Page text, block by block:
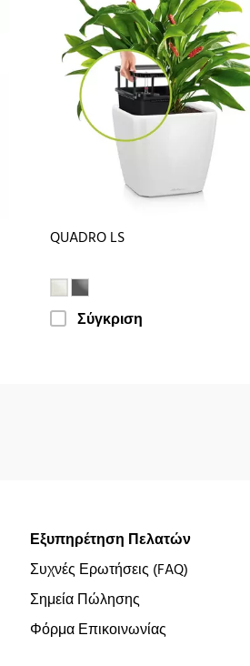
QUADRO LS
Σύγκριση
Εξυπηρέτηση Πελατών
Συχνές Ερωτήσεις (FAQ)
Σημεία Πώλησης
Φόρμα Επικοινωνίας